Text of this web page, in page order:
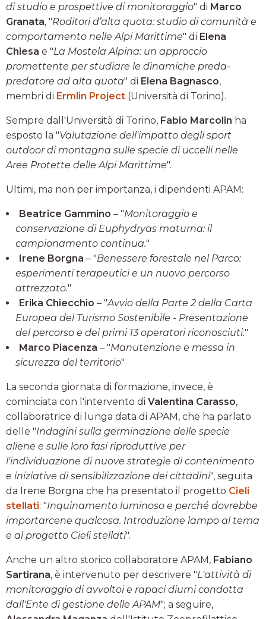
di studio e prospettive di monitoraggio" di Marco
Granata, "Roditori d’alta quota: studio di comunità e
comportamento nelle Alpi Marittime" di Elena
Chiesa e "La Mostela Alpina: un approccio
promettente per studiare le dinamiche preda-
predatore ad alta quota" di Elena Bagnasco,
membri di Ermlin Project (Università di Torino).
Sempre dall'Università di Torino, Fabio Marcolin ha
esposto la "Valutazione dell'impatto degli sport
outdoor di montagna sulle specie di uccelli nelle
Aree Protette delle Alpi Marittime".
Ultimi, ma non per importanza, i dipendenti APAM:
Beatrice Gammino – "Monitoraggio e
conservazione di Euphydryas maturna: il
campionamento continua."
Irene Borgna – "Benessere forestale nel Parco:
esperimenti terapeutici e un nuovo percorso
attrezzato."
Erika Chiecchio – "Avvio della Parte 2 della Carta
Europea del Turismo Sostenibile - Presentazione
del percorso e dei primi 13 operatori riconosciuti."
Marco Piacenza – "Manutenzione e messa in
sicurezza del territorio"
La seconda giornata di formazione, invece, è
cominciata con l'intervento di Valentina Carasso,
collaboratrice di lunga data di APAM, che ha parlato
delle "Indagini sulla germinazione delle specie
aliene e sulle loro fasi riproduttive per
l'individuazione di nuove strategie di contenimento
e iniziative di sensibilizzazione dei cittadini", seguita
da Irene Borgna che ha presentato il progetto Cieli
stellati: "Inquinamento luminoso e perché dovrebbe
importarcene qualcosa. Introduzione lampo al tema
e al progetto Cieli stellati".
Anche un altro storico collaboratore APAM, Fabiano
Sartirana, è intervenuto per descrivere "L'attività di
monitoraggio di avvoltoi e rapaci diurni condotta
dall'Ente di gestione delle APAM"; a seguire,